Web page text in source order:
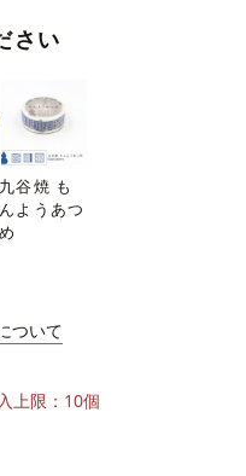
さい
九谷焼 も
んようあつ
め
ついて
上限：10個